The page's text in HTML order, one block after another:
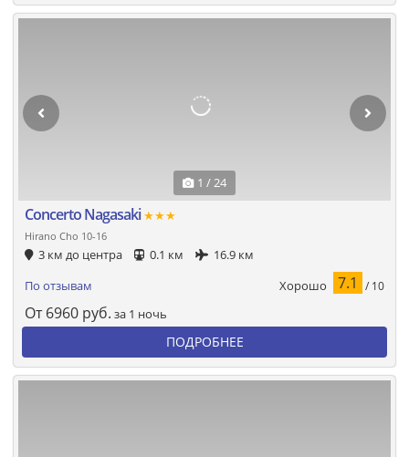
1 / 24
Concerto Nagasaki★★★
Hirano Cho 10-16
3 км до центра 0.1 км
16.9 км
По отзывам
Хорошо 7.1 / 10
От 6960 руб. за 1 ночь
ПОДРОБНЕЕ